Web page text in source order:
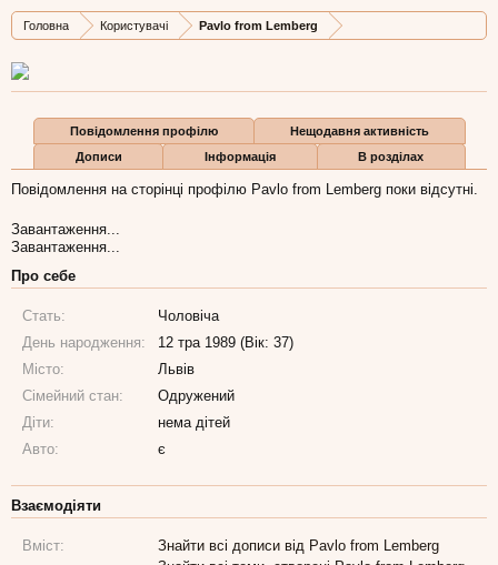
Головна Користувачі Pavlo from Lemberg
Дописів
59
Карма
17
Бали
8
Повідомлення профілю
Нещодавня активність
Дописи
Інформація В розділах
Повідомлення на сторінці профілю Pavlo from Lemberg поки відсутні.
Завантаження...
Завантаження...
Про себе
Стать:
Чоловіча
День народження:
12 тра 1989 (Вік: 37)
Місто:
Львів
Сімейний стан:
Одружений
Діти:
нема дітей
Авто:
є
Взаємодіяти
Вміст:
Знайти всі дописи від Pavlo from Lemberg